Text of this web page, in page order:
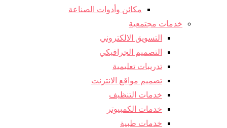
مكائن ​​وأدوات الصناعة
خدمات مجتمعية
التسويق الالكتروني
التصميم الجرافيكي
تدريبات تعليمية
تصميم مواقع الانترنت
خدمات التنظيف
خدمات الكمبيوتر
خدمات طبية